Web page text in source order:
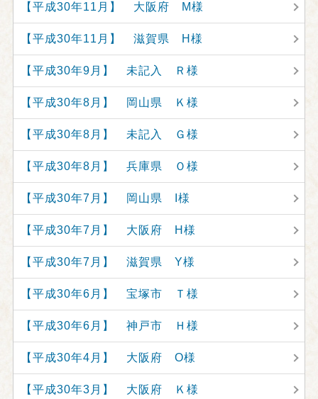
【平成30年11月】 大阪府 M様
【平成30年11月】 滋賀県 H様
【平成30年9月】 未記入 Ｒ様
【平成30年8月】 岡山県 Ｋ様
【平成30年8月】 未記入 Ｇ様
【平成30年8月】 兵庫県 Ｏ様
【平成30年7月】 岡山県 I様
【平成30年7月】 大阪府 H様
【平成30年7月】 滋賀県 Y様
【平成30年6月】 宝塚市 Ｔ様
【平成30年6月】 神戸市 Ｈ様
【平成30年4月】 大阪府 O様
【平成30年3月】 大阪府 Ｋ様